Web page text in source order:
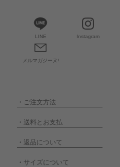
LINE Instagram
メルマガジーヌ!
・ ご注文方法
・ 送料とお支払
・ 返品について
・ サイズについて